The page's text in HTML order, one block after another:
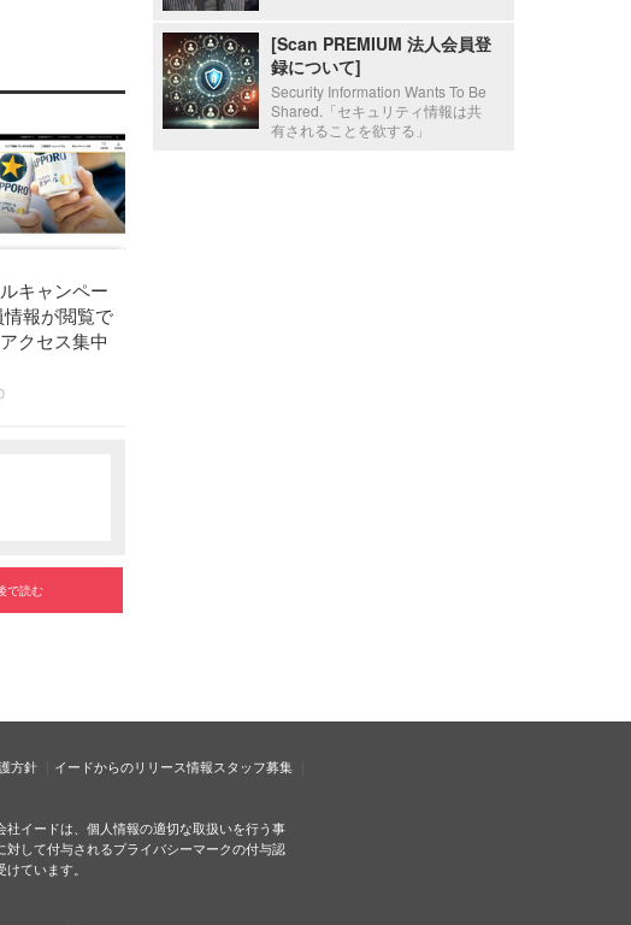
キャンペー
報が閲覧で
クセス集中
で読む
[Scan PREMIUM 法人会員登
録について]
Security Information Wants To Be
Shared.「セキュリティ情報は共
有されることを欲する」
方針 イードからのリリース情報スタッフ募集
社イードは、個人情報の適切な取扱いを行う事
対して付与されるプライバシーマークの付与認
けています。